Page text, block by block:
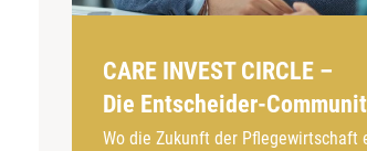
CARE INVEST CIRCLE –
Die Entscheider-
Wo die Zukunft der Pflegewirtschaft